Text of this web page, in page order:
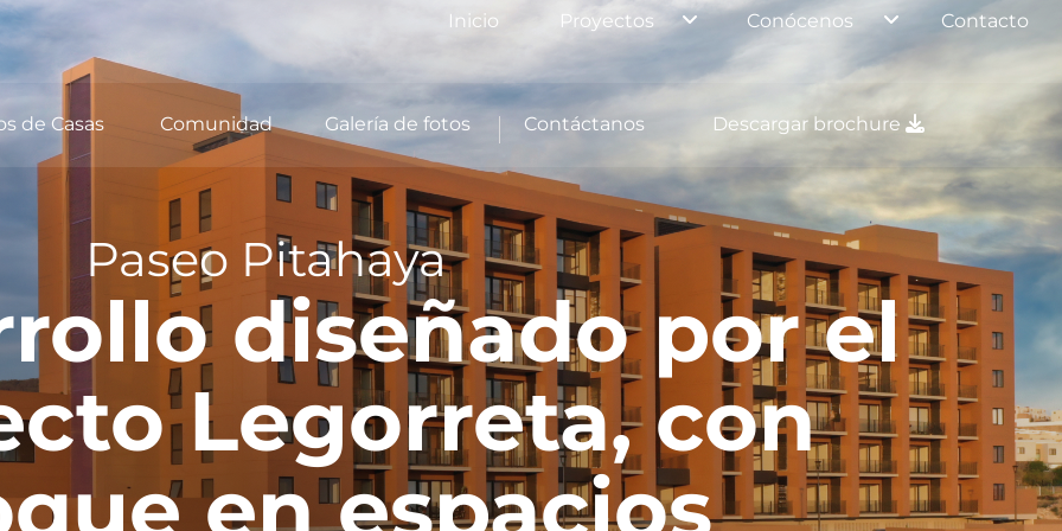
Inicio Proyectos Conócenos Contacto
de Casas Comunidad Galería de fotos Contáctanos Descargar brochure
Paseo Pitahaya
diseñado por el
Legorreta, con
en espacios